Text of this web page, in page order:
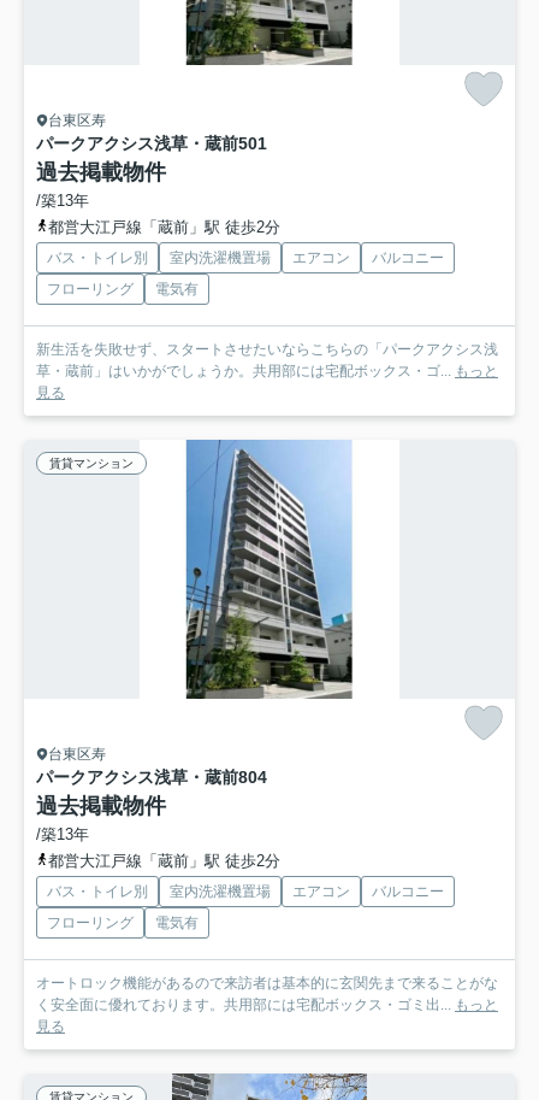
台東区寿
パークアクシス浅草・蔵前501
過去掲載物件
/築13年
都営大江戸線「蔵前」駅 徒歩2分
バス・トイレ別 室内洗濯機置場 エアコン
バルコニー
フローリング
電気有
新生活を失敗せず、スタートさせたいならこちらの「パークアクシス浅
草・蔵前」はいかがでしょうか。共用部には宅配ボックス・ゴ... もっと
見る
賃貸マンション
台東区寿
パークアクシス浅草・蔵前804
過去掲載物件
/築13年
都営大江戸線「蔵前」駅 徒歩2分
バス・トイレ別 室内洗濯機置場 エアコン
バルコニー
フローリング
電気有
オートロック機能があるので来訪者は基本的に玄関先まで来ることがな
く安全面に優れております。共用部には宅配ボックス・ゴミ出... もっと
見る
賃貸マンション